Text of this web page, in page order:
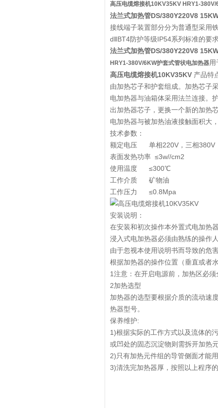
高压电缆熔接机10KV35KV HRY1-
法兰式加热管DS/380Y220V8
接线端子装置部分分为普通型采用
dⅡBT4防护等级IP54系列标准的要
法兰式加热管DS/380Y220V8
HRY1-380V/6KW护套式管状电加热器
高压电缆熔接机10KV35KV 产品特
由加热芯子和护套组成。加热芯子
电加热器与油箱体采用法兰连接。
出加热器芯子，更换一个新的加热
电加热器与被加热油液接触面积大
技术参数：
额定电压 单相220V，三相380V
表面发热功率 ≤3w//cm2
使用温度 ≤300℃
工作介质 矿物油
工作压力 ≤0.8Mpa
安装说明：
在安装和初次操作本外置式电加热
浸入式电加热器必须由熟练的操作
由于忽视本使用说明书而导致的危
根据加热器的操作位置（垂直或者
1注意：在开启电源前，加热区必
2加热选型
加热器的选型要根据介质的流动速
热器型号。
保养维护:
1)根据实际的工作方式以及流体的
或凹处的固态沉淀物则需拆开加热
2)只有加热元件组的导管侧面才能
3)清洗完加热器厚，按照以上程序